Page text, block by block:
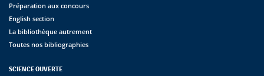
Préparation aux concours
English section
La bibliothèque autrement
Toutes nos bibliographies
SCIENCE OUVERTE